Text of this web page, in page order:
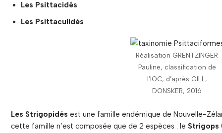
Les Psittacidés
Les Psittaculidés
Réalisation GRENTZINGER
Pauline, classification de
l’IOC, d’après GILL,
DONSKER, 2016
Les Strigopidés est une famille endémique de Nouvelle-
cette famille n’est composée que de 2 espèces : le Strigops